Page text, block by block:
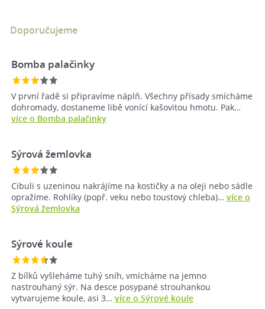
Doporučujeme
Bomba palačinky
V první řadě si připravíme náplň. Všechny přísady smícháme
dohromady, dostaneme libě vonící kašovitou hmotu. Pak…
více o Bomba palačinky
Sýrová žemlovka
Cibuli s uzeninou nakrájíme na kostičky a na oleji nebo sádle
opražíme. Rohlíky (popř. veku nebo toustový chleba)… více o
Sýrová žemlovka
Sýrové koule
Z bílků vyšleháme tuhý sníh, vmícháme na jemno
nastrouhaný sýr. Na desce posypané strouhankou
vytvarujeme koule, asi 3… více o Sýrové koule